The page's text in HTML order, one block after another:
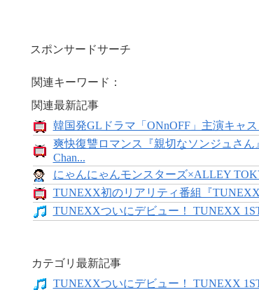
スポンサードサーチ
関連キーワード：
関連最新記事
韓国発GLドラマ「ONnOFF」主演キャ
爽快復讐ロマンス『親切なソンジュさん
Chan...
にゃんにゃんモンスターズ×ALLEY
TUNEXX初のリアリティ番組『
TUNEXXついにデビュー！ TUNEXX
カテゴリ最新記事
TUNEXXついにデビュー！ TUNEXX